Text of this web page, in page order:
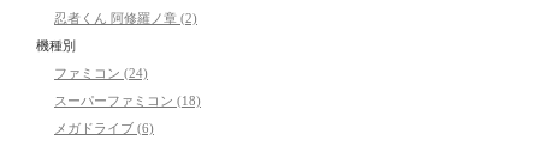
忍者くん 阿修羅ノ章 (2)
機種別
ファミコン (24)
スーパーファミコン (18)
メガドライブ (6)